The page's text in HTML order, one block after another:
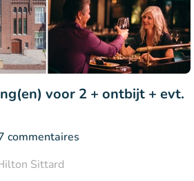
voor 2 + ontbijt + evt.
commentaires
Sittard